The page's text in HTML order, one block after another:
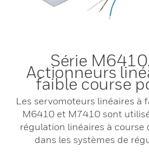
Série
Actionneurs
faible course
Les servomoteurs linéaires à
M6410 et M7410 sont
régulation linéaires à course
dans les systèmes de